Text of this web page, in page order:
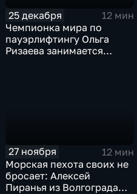
25 декабря
12 мин
Чемпионка мира по
пауэрлифтингу Ольга
Ризаева занимается
27 ноября
12 мин
Морская пехота своих не
бросает: Алексей
Пиранья из Волгограда